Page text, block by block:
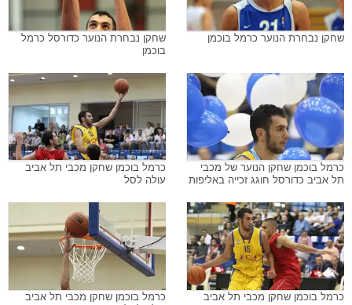
שחקן נבחרת הנוער כרמל בוכמן
שחקן נבחרת הנוער כדורסל כרמל
בוכמן
כרמל בוכמן שחקן הנוער של מכבי
תל אביב כדורסל חוגג זכייה באליפות
כרמל בוכמן שחקן מכבי תל אביב
עולה לסל
כרמל בוכמן שחקן מכבי תל אביב
כרמל בוכמן שחקן מכבי תל אביב